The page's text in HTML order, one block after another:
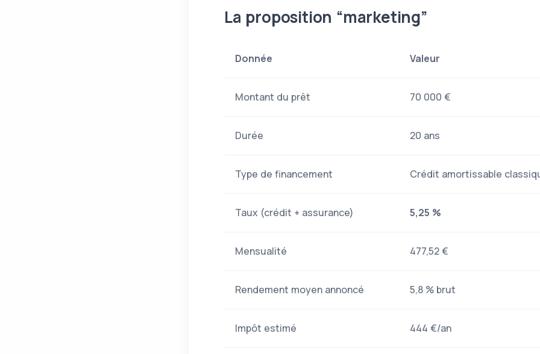
La proposition “marketing”
Donnée Valeur
Montant du prêt 70 000 €
Durée 20 ans
Type de financement Crédit amortissable
Taux (crédit + assurance) 5,25 %
Mensualité 477,52 €
Rendement moyen annoncé 5,8 % brut
Impôt estimé 444 €/an